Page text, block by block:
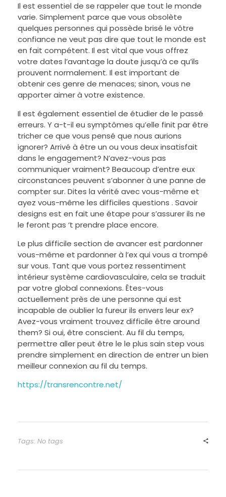
Il est essentiel de se rappeler que tout le monde
varie. Simplement parce que vous obsolète
quelques personnes qui possède brisé le vôtre
confiance ne veut pas dire que tout le monde est
en fait compétent. Il est vital que vous offrez
votre dates l’avantage la doute jusqu’à ce qu’ils
prouvent normalement. Il est important de
obtenir ces genre de menaces; sinon, vous ne
apporter aimer à votre existence.
Il est également essentiel de étudier de le passé
erreurs. Y a-t-il eu symptômes qu’elle finit par être
tricher ce que vous pensé que nous aurions
ignorer? Arrivé à être un ou vous deux insatisfait
dans le engagement? N’avez-vous pas
communiquer vraiment? Beaucoup d’entre eux
circonstances peuvent s’abonner à une panne de
compter sur. Dites la vérité avec vous-même et
ayez vous-même les difficiles questions . Savoir
designs est en fait une étape pour s’assurer ils ne
le feront pas ‘t prendre place encore.
Le plus difficile section de avancer est pardonner
vous-même et pardonner à l’ex qui vous a trompé
sur vous. Tant que vous portez ressentiment
intérieur système cardiovasculaire, cela se traduit
par votre global connexions. Êtes-vous
actuellement près de une personne qui est
incapable de oublier la fureur ils envers leur ex?
Avez-vous vraiment trouvez difficile être around
them? Si oui, être conscient. Au fil du temps,
permettre aller peut être le le plus sain step vous
prendre simplement en direction de entrer un bien
meilleur connexion au fil du temps.
https://transrencontre.net/
Tags: No tags